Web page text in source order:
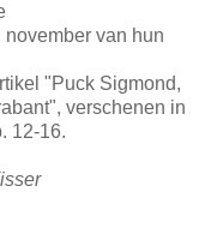
van hun
"Puck Sigmond,
verschenen in
12-16.